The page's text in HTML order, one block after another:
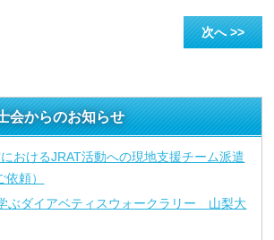
次へ >>
会からのお知らせ
おけるJRAT活動への現地支援チーム派遣
頼）
ダイアベティスウォークラリー 山梨大